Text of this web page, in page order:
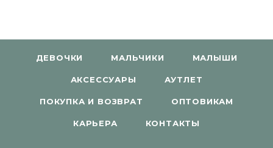
ДЕВОЧКИ МАЛЬЧИКИ МАЛЫШИ
АКСЕССУАРЫ АУТЛЕТ
ПОКУПКА И ВОЗВРАТ ОПТОВИКАМ
КАРЬЕРА КОНТАКТЫ